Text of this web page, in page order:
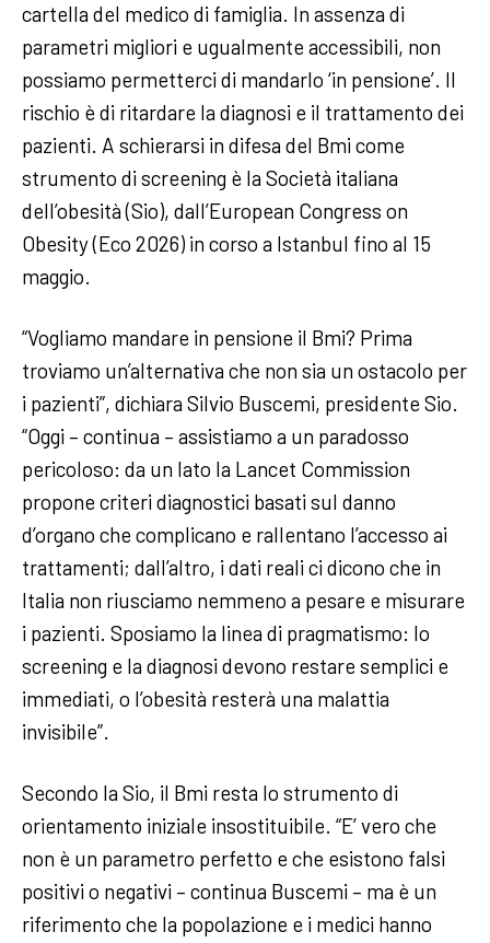
cartella del medico di famiglia. In assenza di
parametri migliori e ugualmente accessibili, non
possiamo permetterci di mandarlo ‘in pensione’. Il
rischio è di ritardare la diagnosi e il trattamento dei
pazienti. A schierarsi in difesa del Bmi come
strumento di screening è la Società italiana
dell’obesità (Sio), dall’European Congress on
Obesity (Eco 2026) in corso a Istanbul fino al 15
maggio.
“Vogliamo mandare in pensione il Bmi? Prima
troviamo un’alternativa che non sia un ostacolo per
i pazienti”, dichiara Silvio Buscemi, presidente Sio.
“Oggi – continua – assistiamo a un paradosso
pericoloso: da un lato la Lancet Commission
propone criteri diagnostici basati sul danno
d’organo che complicano e rallentano l’accesso ai
trattamenti; dall’altro, i dati reali ci dicono che in
Italia non riusciamo nemmeno a pesare e misurare
i pazienti. Sposiamo la linea di pragmatismo: lo
screening e la diagnosi devono restare semplici e
immediati, o l’obesità resterà una malattia
invisibile”.
Secondo la Sio, il Bmi resta lo strumento di
orientamento iniziale insostituibile. “E’ vero che
non è un parametro perfetto e che esistono falsi
positivi o negativi – continua Buscemi – ma è un
riferimento che la popolazione e i medici hanno